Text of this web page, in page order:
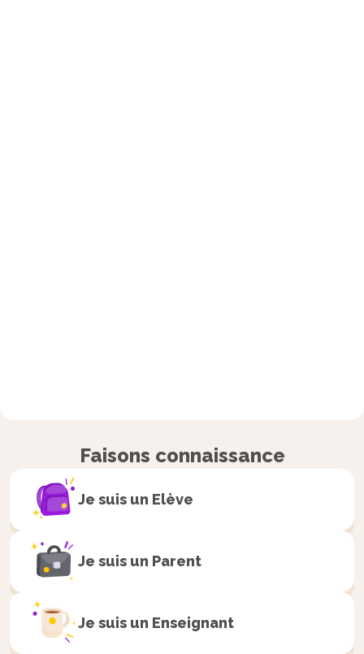
Faisons connaissance
Je suis un Elève
Je suis un Parent
Je suis un Enseignant